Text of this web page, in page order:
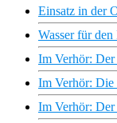
Einsatz in der
Wasser für
Im Verhör:
Im Verhör:
Im Verhör: